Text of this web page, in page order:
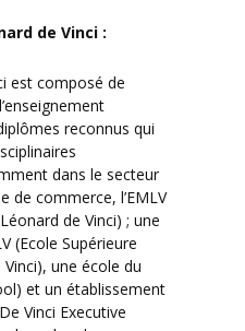
de Vinci :
est composé de
reconnus qui
dans le secteur
de commerce, l’EMLV
de Vinci) ; une
(Ecole Supérieure
une école du
et un établissement
Vinci Executive